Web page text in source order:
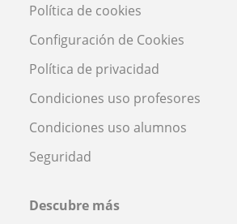
Política de cookies
Configuración de Cookies
Política de privacidad
Condiciones uso profesores
Condiciones uso alumnos
Seguridad
Descubre más